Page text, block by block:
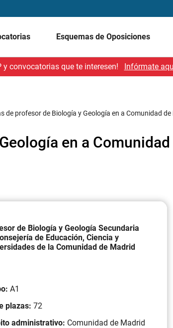
Esquemas de Oposiciones
y convocatorias que te interesen! Infórmate
de profesor de Biología y Geología en a Comunidad de
en a Comunidad
de Biología y Geología Secundaria
de Educación, Ciencia y
de la Comunidad de Madrid
A1
plazas: 72
administrativo: Comunidad de Madrid